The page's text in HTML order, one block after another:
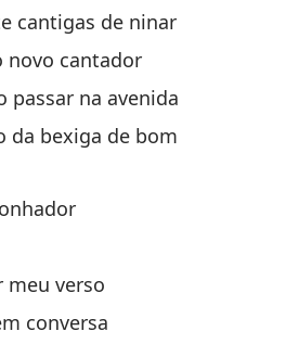
cantigas de ninar
novo cantador
passar na avenida
da bexiga de bom
meu verso
conversa